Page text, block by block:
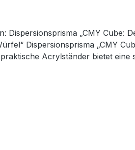
„CMY Cube:
Dispersionsprisma „CMY
Acrylständer bietet